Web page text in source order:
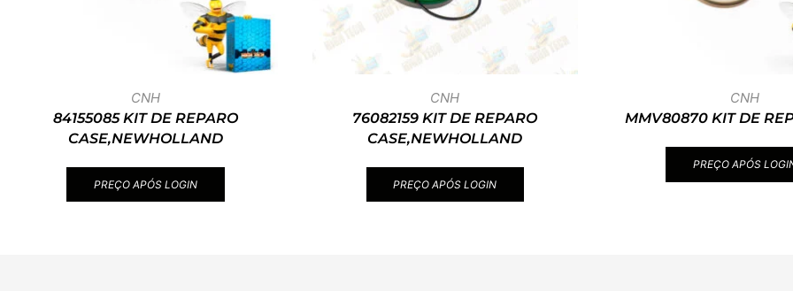
CNH
84155085 KIT DE REPARO
CASE,NEWHOLLAND
PREÇO APÓS LOGIN
CNH
76082159 KIT DE REPARO
CASE,NEWHOLLAND
PREÇO APÓS LOGIN
CNH
MMV80870 KIT DE
PREÇO APÓS